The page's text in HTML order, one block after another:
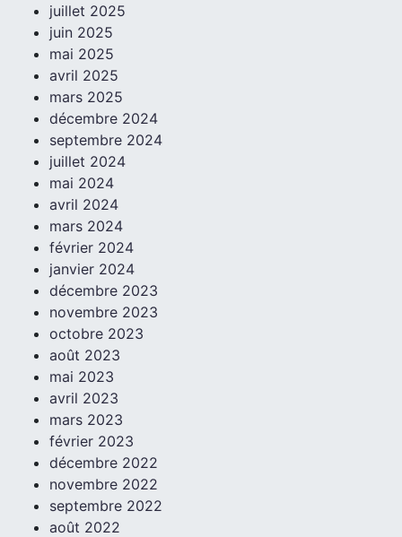
juillet 2025
juin 2025
mai 2025
avril 2025
mars 2025
décembre 2024
septembre 2024
juillet 2024
mai 2024
avril 2024
mars 2024
février 2024
janvier 2024
décembre 2023
novembre 2023
octobre 2023
août 2023
mai 2023
avril 2023
mars 2023
février 2023
décembre 2022
novembre 2022
septembre 2022
août 2022